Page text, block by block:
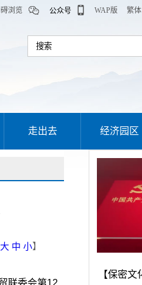
浏览 公众号 WAP版 繁体
走出去 经济园区
大中 小】
联委会第12